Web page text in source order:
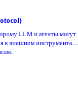
LLM и агенты могут
к внешним инструментам,